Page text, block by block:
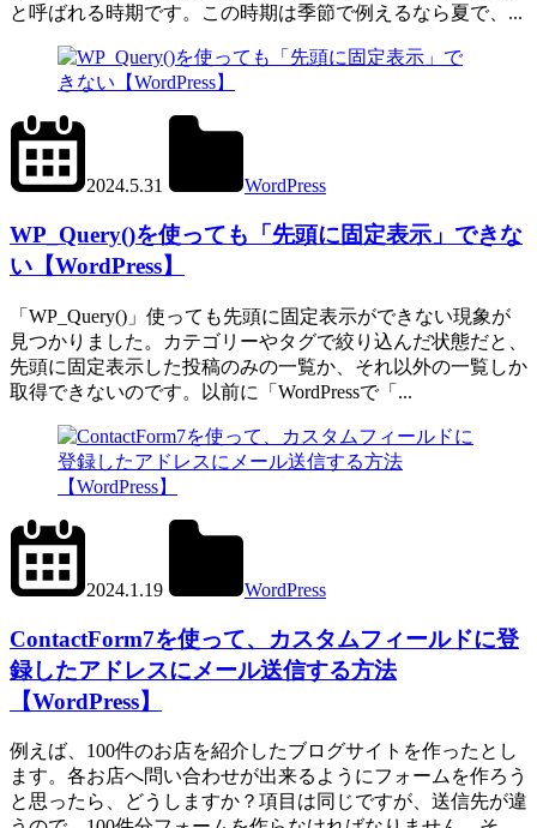
と呼ばれる時期です。この時期は季節で例えるなら夏で、...
2024.5.31
WordPress
WP_Query()を使っても「先頭に固定表示」できな
い【WordPress】
「WP_Query()」使っても先頭に固定表示ができない現象が
見つかりました。カテゴリーやタグで絞り込んだ状態だと、
先頭に固定表示した投稿のみの一覧か、それ以外の一覧しか
取得できないのです。以前に「WordPressで「...
2024.1.19
WordPress
Form
7
ContactForm7を使って、カスタムフィールドに登
録したアドレスにメール送信する方法
【WordPress】
例えば、100件のお店を紹介したブログサイトを作ったとし
ます。各お店へ問い合わせが出来るようにフォームを作ろう
と思ったら、どうしますか？項目は同じですが、送信先が違